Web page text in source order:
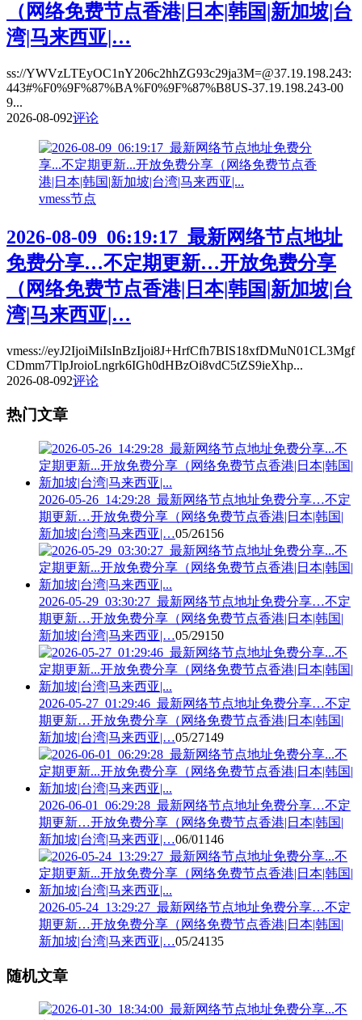
（网络免费节点香港|日本|韩国|新加坡|台
湾|马来西亚|…
ss://YWVzLTEyOC1nY206c2hhZG93c29ja3M=@37.19.198.243:
443#%F0%9F%87%BA%F0%9F%87%B8US-37.19.198.243-00
9...
2026-08-092评论
vmess节点
2026-08-09_06:19:17_最新网络节点地址
免费分享…不定期更新…开放免费分享
（网络免费节点香港|日本|韩国|新加坡|台
湾|马来西亚|…
vmess://eyJ2IjoiMiIsInBzIjoi8J+HrfCfh7BIS18xfDMuN01CL3Mgf
CDmm7TlpJroioLngrk6IGh0dHBzOi8vdC5tZS9ieXhp...
2026-08-092评论
热门文章
2026-05-26_14:29:28_最新网络节点地址免费分享…不定
期更新…开放免费分享（网络免费节点香港|日本|韩国|
新加坡|台湾|马来西亚|…05/26156
2026-05-29_03:30:27_最新网络节点地址免费分享…不定
期更新…开放免费分享（网络免费节点香港|日本|韩国|
新加坡|台湾|马来西亚|…05/29150
2026-05-27_01:29:46_最新网络节点地址免费分享…不定
期更新…开放免费分享（网络免费节点香港|日本|韩国|
新加坡|台湾|马来西亚|…05/27149
2026-06-01_06:29:28_最新网络节点地址免费分享…不定
期更新…开放免费分享（网络免费节点香港|日本|韩国|
新加坡|台湾|马来西亚|…06/01 146
2026-05-24_13:29:27_最新网络节点地址免费分享…不定
期更新…开放免费分享（网络免费节点香港|日本|韩国|
新加坡|台湾|马来西亚|…05/24135
随机文章